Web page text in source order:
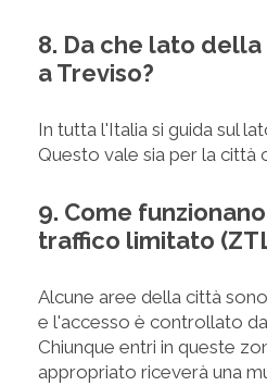
8. Da che lato
a Treviso?
In tutta l'Italia si guida sul
Questo vale sia per la città
9. Come
traffico limitato
Alcune aree della città
e l'accesso è controllato
Chiunque entri in queste
appropriato riceverà una